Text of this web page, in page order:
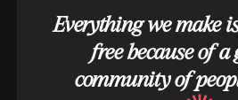
Everything we make
free because of a
community of